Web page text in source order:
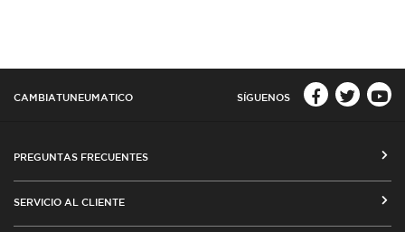
CAMBIATUNEUMATICO SÍGUENOS
PREGUNTAS FRECUENTES
MEDIOS DE PAGO
SERVICIO AL CLIENTE